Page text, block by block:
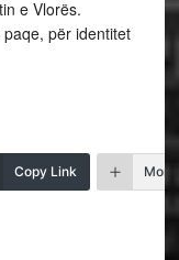
e Vlorës.
për identitet
Copy Link More